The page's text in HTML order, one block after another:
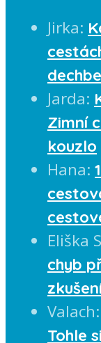
Jirka:
Jarda:
Zimní
kouzlo
Hana:
Eliška
chyb
Valach:
Tohle